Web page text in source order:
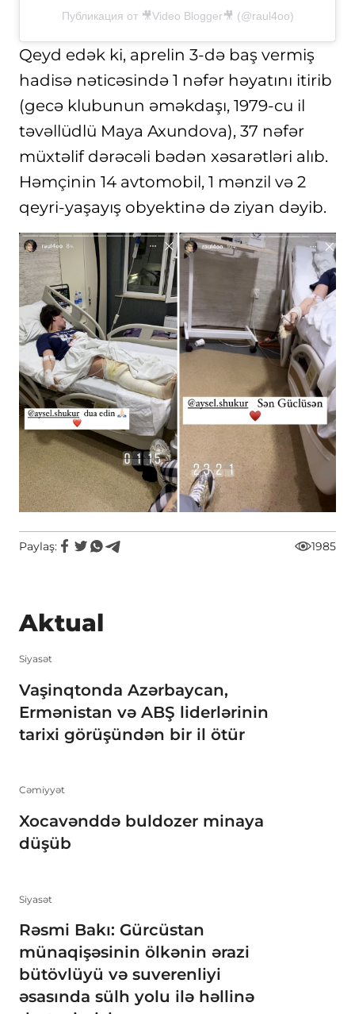
Публикация от 🎥Video Blogger🎥 (@raul4oo)
Qeyd edək ki, aprelin 3-də baş vermiş
hadisə nəticəsində 1 nəfər həyatını itirib
(gecə klubunun əməkdaşı, 1979-cu il
təvəllüdlü Maya Axundova), 37 nəfər
müxtəlif dərəcəli bədən xəsarətləri alıb.
Həmçinin 14 avtomobil, 1 mənzil və 2
qeyri-yaşayış obyektinə də ziyan dəyib.
Paylaş: 1985
Aktual
Siyasət
Vaşinqtonda Azərbaycan,
Ermənistan və ABŞ liderlərinin
tarixi görüşündən bir il ötür
Cəmiyyət
Xocavənddə buldozer minaya
düşüb
Siyasət
Rəsmi Bakı: Gürcüstan
münaqişəsinin ölkənin ərazi
bütövlüyü və suverenliyi
əsasında sülh yolu ilə həllinə